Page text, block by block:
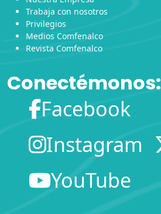
Trabaja con nosotros
Privilegios
Medios Comfenalco
Revista Comfenalco
Conectémonos:
Facebook
Instagram
YouTube